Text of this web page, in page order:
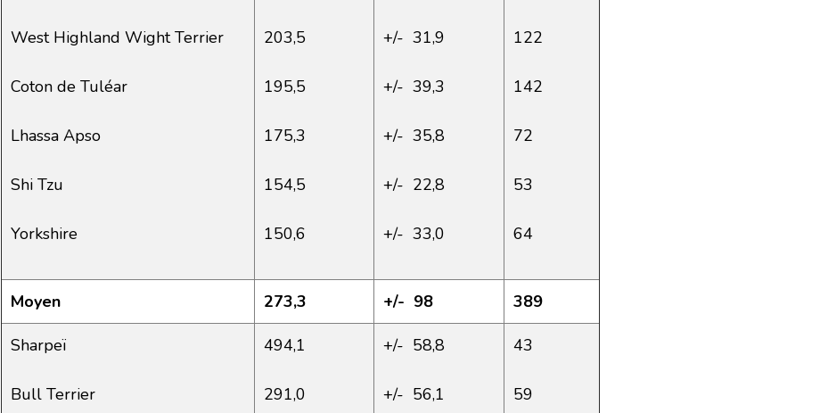
West Highland Wight Terrier
Coton de Tuléar
Lhassa Apso
Shi Tzu
Yorkshire
203,5
195,5
175,3
154,5
150,6
+/- 31,9
+/- 39,3
+/- 35,8
+/- 22,8
+/- 33,0
122
142
72
53
64
Moyen 273,3 +/- 98 389
Sharpeï
Bull Terrier
494,1
291,0
+/- 58,8
+/- 56,1
43
59